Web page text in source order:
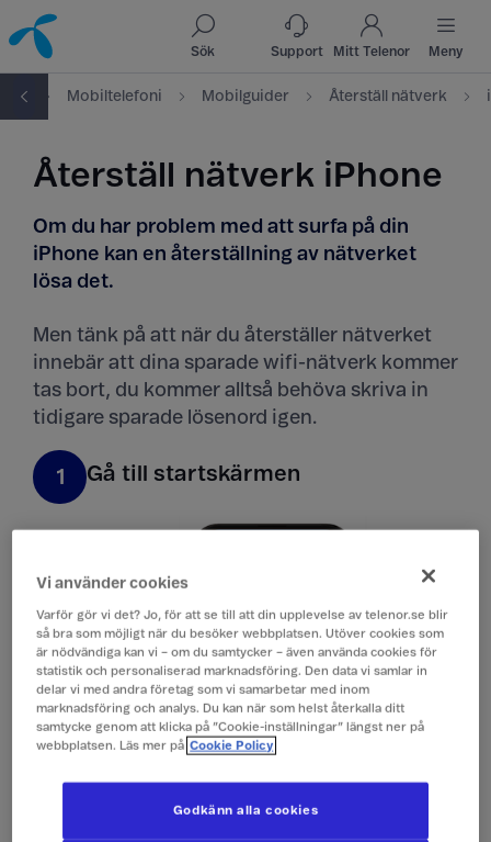
Till innehåll
Till sök
Sök Support Mitt Telenor Meny
Mobiltelefoni Mobilguider Återställ nätverk
Återställ nätverk iPhone
Om du har problem med att surfa på din
iPhone kan en återställning av nätverket
lösa det.
Men tänk på att när du återställer nätverket
innebär att dina sparade wifi-nätverk kommer
tas bort, du kommer alltså behöva skriva in
tidigare sparade lösenord igen.
1 Gå till startskärmen
Vi använder cookies
Varför gör vi det? Jo, för att se till att din upplevelse av telenor.se blir
så bra som möjligt när du besöker webbplatsen. Utöver cookies som
är nödvändiga kan vi – om du samtycker – även använda cookies för
statistik och personaliserad marknadsföring. Den data vi samlar in
delar vi med andra företag som vi samarbetar med inom
marknadsföring och analys. Du kan när som helst återkalla ditt
samtycke genom att klicka på ”Cookie-inställningar” längst ner på
webbplatsen. Läs mer på Cookie Policy
Godkänn alla cookies